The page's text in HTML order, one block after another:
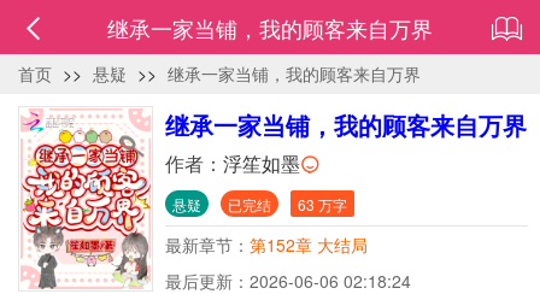
继承一家当铺，我的顾客来自万界
首页 >> 悬疑 >> 继承一家当铺，我的顾客来自万界
继承一家当铺，我的顾客来自万界
作者： 浮笙如墨
悬疑 已完结 63 万字
最新章节： 第152章 大结局
最后更新：2026-06-06 02:18:24